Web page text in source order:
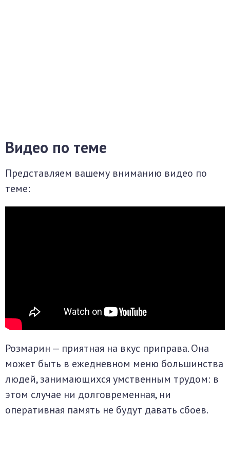
Видео по теме
Представляем вашему вниманию видео по
теме:
Розмарин — приятная на вкус приправа. Она
может быть в ежедневном меню большинства
людей, занимающихся умственным трудом: в
этом случае ни долговременная, ни
оперативная память не будут давать сбоев.